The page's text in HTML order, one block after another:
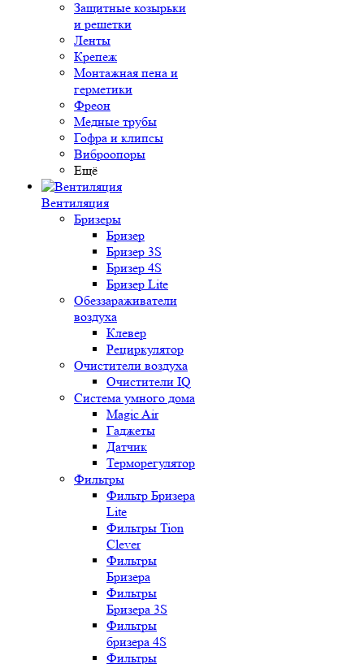
Защитные козырьки
и решетки
Ленты
Крепеж
Монтажная пена и
герметики
Фреон
Медные трубы
Гофра и клипсы
Виброопоры
Ещё
Вентиляция
Бризеры
Бризер
Бризер 3S
Бризер 4S
Бризер Lite
Обеззараживатели
воздуха
Клевер
Рециркулятор
Очистители воздуха
Очистители IQ
Система умного дома
Magic Air
Гаджеты
Датчик
Терморегулятор
Фильтры
Фильтр Бризера
Lite
Фильтры Tion
Clever
Фильтры
Бризера
Фильтры
Бризера 3S
Фильтры
бризера 4S
Фильтры